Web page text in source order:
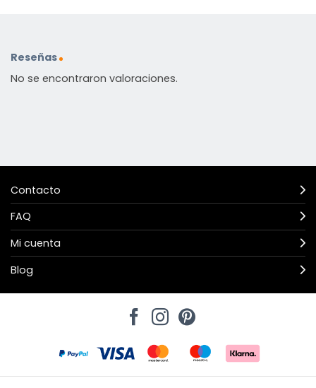
Reseñas
No se encontraron valoraciones.
Contacto
FAQ
Mi cuenta
Blog